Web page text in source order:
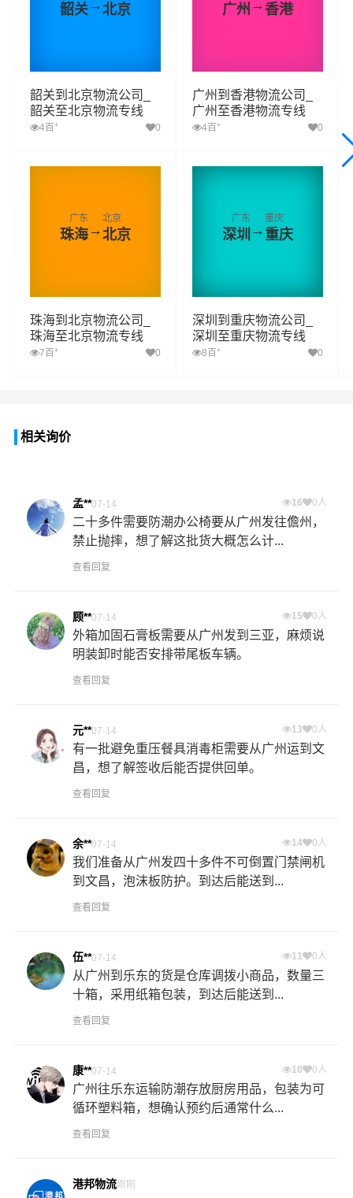
韶关→北京
韶关到北京物流公司_
韶关至北京物流专线
4百 + 0
广州 →香港
广州到香港物流公司_
广州至香港物流专线
4百 + 0
广东
珠海→
北京
北京
珠海到北京物流公司_
珠海至北京物流专线
7百 + 0
广东
深圳→
重庆
重庆
深圳到重庆物流公司_
深圳至重庆物流专线
8百 + 0
相关询价
孟**07-14 16 0人
二十多件需要防潮办公椅要从广州发往儋州，
禁止抛摔，想了解这批货大概怎么计...
查看回复
顾**07-14 15 0人
外箱加固石膏板需要从广州发到三亚，麻烦说
明装卸时能否安排带尾板车辆。
查看回复
元**07-14 13 0人
有一批避免重压餐具消毒柜需要从广州运到文
昌，想了解签收后能否提供回单。
查看回复
余**07-14 14 0人
我们准备从广州发四十多件不可倒置门禁闸机
到文昌，泡沫板防护。到达后能送到...
查看回复
伍**07-14 11 0人
从广州到乐东的货是仓库调拨小商品，数量三
十箱，采用纸箱包装，到达后能送到...
查看回复
康**07-14 10 0人
广州往乐东运输防潮存放厨房用品，包装为可
循环塑料箱，想确认预约后通常什么...
查看回复
港邦物流刚刚